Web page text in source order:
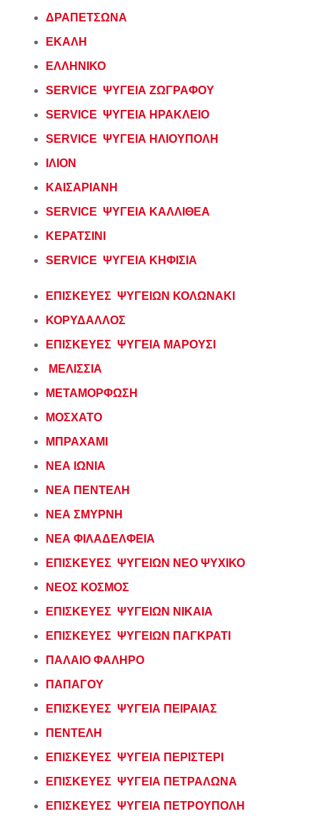
ΔΡΑΠΕΤΣΩΝΑ
ΕΚΑΛΗ
ΕΛΛΗΝΙΚΟ
SERVICE ΨΥΓΕΙΑ ΖΩΓΡΑΦΟΥ
SERVICE ΨΥΓΕΙΑ ΗΡΑΚΛΕΙΟ
SERVICE ΨΥΓΕΙΑ ΗΛΙΟΥΠΟΛΗ
ΙΛΙΟΝ
ΚΑΙΣΑΡΙΑΝΗ
SERVICE ΨΥΓΕΙΑ ΚΑΛΛΙΘΕΑ
ΚΕΡΑΤΣΙΝΙ
SERVICE ΨΥΓΕΙΑ ΚΗΦΙΣΙΑ
ΕΠΙΣΚΕΥΕΣ ΨΥΓΕΙΩΝ ΚΟΛΩΝΑΚΙ
ΚΟΡΥΔΑΛΛΟΣ
ΕΠΙΣΚΕΥΕΣ ΨΥΓΕΙΑ ΜΑΡΟΥΣΙ
ΜΕΛΙΣΣΙΑ
ΜΕΤΑΜΟΡΦΩΣΗ
ΜΟΣΧΑΤΟ
ΜΠΡΑΧΑΜΙ
ΝΕΑ ΙΩΝΙΑ
ΝΕΑ ΠΕΝΤΕΛΗ
ΝΕΑ ΣΜΥΡΝΗ
ΝΕΑ ΦΙΛΑΔΕΛΦΕΙΑ
ΕΠΙΣΚΕΥΕΣ ΨΥΓΕΙΩΝ ΝΕΟ ΨΥΧΙΚΟ
ΝΕΟΣ ΚΟΣΜΟΣ
ΕΠΙΣΚΕΥΕΣ ΨΥΓΕΙΩΝ ΝΙΚΑΙΑ
ΕΠΙΣΚΕΥΕΣ ΨΥΓΕΙΩΝ ΠΑΓΚΡΑΤΙ
ΠΑΛΑΙΟ ΦΑΛΗΡΟ
ΠΑΠΑΓΟΥ
ΕΠΙΣΚΕΥΕΣ ΨΥΓΕΙΑ ΠΕΙΡΑΙΑΣ
ΠΕΝΤΕΛΗ
ΕΠΙΣΚΕΥΕΣ ΨΥΓΕΙΑ ΠΕΡΙΣΤΕΡΙ
ΕΠΙΣΚΕΥΕΣ ΨΥΓΕΙΑ ΠΕΤΡΑΛΩΝΑ
ΕΠΙΣΚΕΥΕΣ ΨΥΓΕΙΑ ΠΕΤΡΟΥΠΟΛΗ